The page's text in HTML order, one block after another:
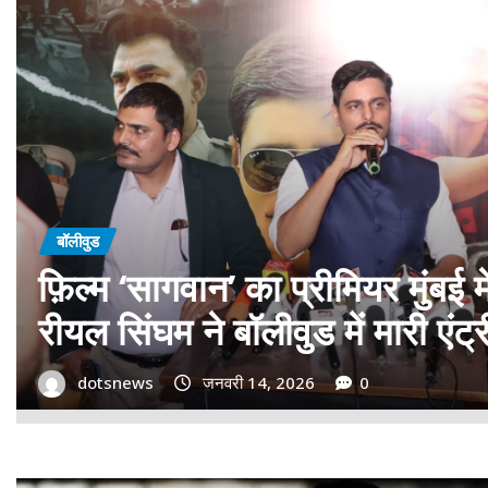
बॉलीवुड
गोवा मुख्यमंत्री डॉ. प्रमोद सावंत का
बड़ा समर्थन; पोस्टर विमोचन कर
गोदान की टीम का बढ़ाया मान!
dotsnews जनवरी 9, 2026 0